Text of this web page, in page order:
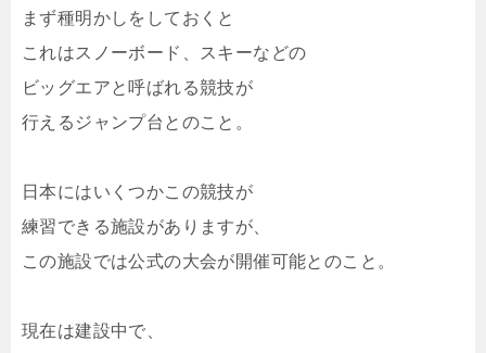
まず種明かしをしておくと
これはスノーボード、スキーなどの
ビッグエアと呼ばれる競技が
行えるジャンプ台とのこと。
日本にはいくつかこの競技が
練習できる施設がありますが、
この施設では公式の大会が開催可能とのこと。
現在は建設中で、